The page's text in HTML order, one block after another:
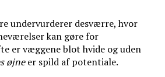
undervurderer desværre, hvor
kan gøre for
er væggene blot hvide og uden
øjneer spild af potentiale.